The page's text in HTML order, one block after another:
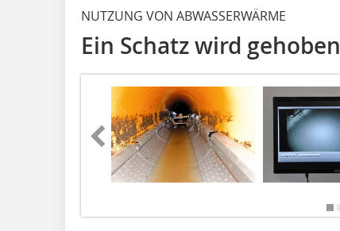
NUTZUNG VON ABWASSERWÄRME
Ein Schatz wird gehoben